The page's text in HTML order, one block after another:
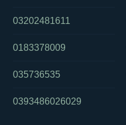
03202481611
0183378009
035736535
0393486026029